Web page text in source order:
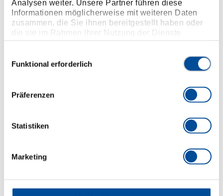
Analysen weiter. Unsere Partner führen diese
Informationen möglicherweise mit weiteren Daten
zusammen, die Sie ihnen bereitgestellt haben oder
die sie im Rahmen Ihrer Nutzung der Dienste
gesammelt haben. Unsere vollständige
Funktional erforderlich
Präferenzen
Statistiken
Marketing